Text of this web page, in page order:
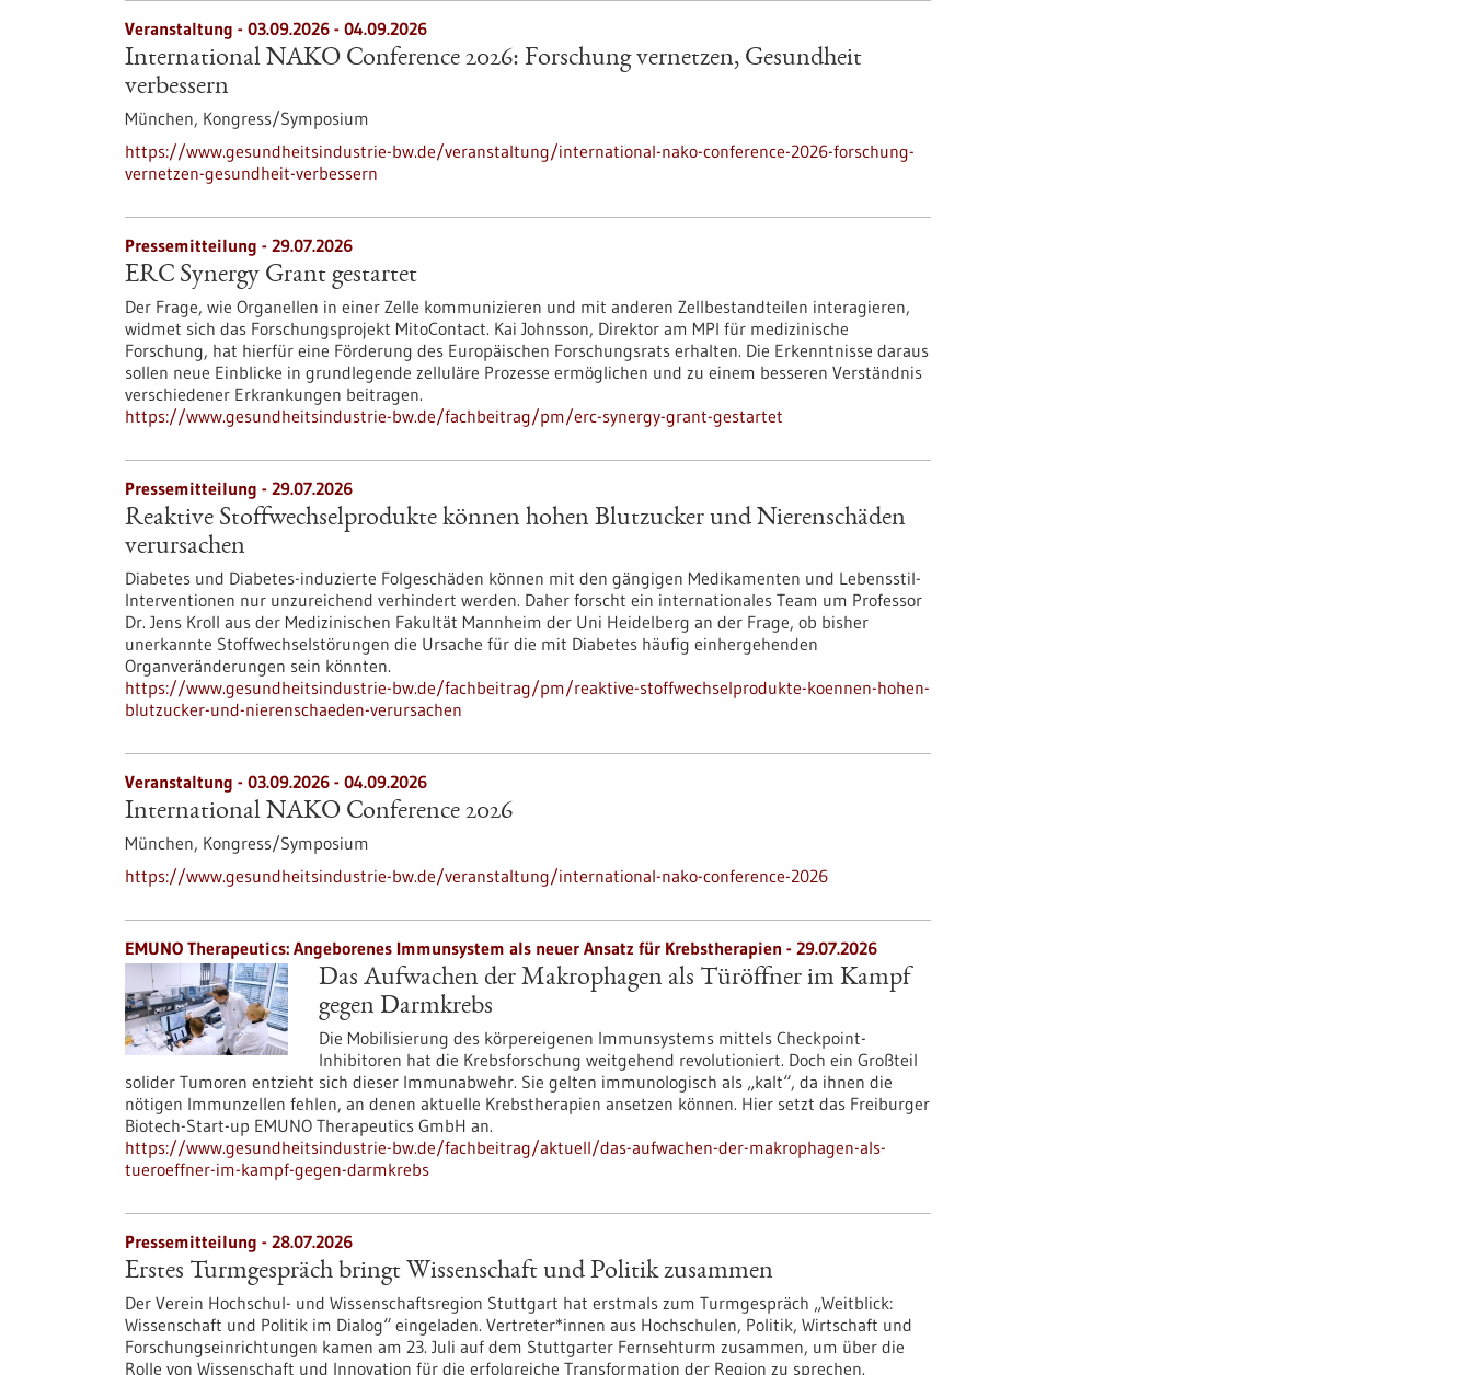
Veranstaltung - 03.09.2026 - 04.09.2026
International NAKO Conference 2026: Forschung vernetzen, Gesundheit
verbessern
München, Kongress/Symposium
https://www.gesundheitsindustrie-bw.de/veranstaltung/international-nako-conference-2026-forschung-
vernetzen-gesundheit-verbessern
Pressemitteilung - 29.07.2026
ERC Synergy Grant gestartet
Der Frage, wie Organellen in einer Zelle kommunizieren und mit anderen Zellbestandteilen interagieren,
widmet sich das Forschungsprojekt MitoContact. Kai Johnsson, Direktor am MPI für medizinische
Forschung, hat hierfür eine Förderung des Europäischen Forschungsrats erhalten. Die Erkenntnisse daraus
sollen neue Einblicke in grundlegende zelluläre Prozesse ermöglichen und zu einem besseren Verständnis
verschiedener Erkrankungen beitragen.
https://www.gesundheitsindustrie-bw.de/fachbeitrag/pm/erc-synergy-grant-gestartet
Pressemitteilung - 29.07.2026
Reaktive Stoffwechselprodukte können hohen Blutzucker und Nierenschäden
verursachen
Diabetes und Diabetes-induzierte Folgeschäden können mit den gängigen Medikamenten und Lebensstil-
Interventionen nur unzureichend verhindert werden. Daher forscht ein internationales Team um Professor
Dr. Jens Kroll aus der Medizinischen Fakultät Mannheim der Uni Heidelberg an der Frage, ob bisher
unerkannte Stoffwechselstörungen die Ursache für die mit Diabetes häufig einhergehenden
Organveränderungen sein könnten.
https://www.gesundheitsindustrie-bw.de/fachbeitrag/pm/reaktive-stoffwechselprodukte-koennen-hohen-
blutzucker-und-nierenschaeden-verursachen
Veranstaltung - 03.09.2026 - 04.09.2026
International NAKO Conference 2026
München, Kongress/Symposium
https://www.gesundheitsindustrie-bw.de/veranstaltung/international-nako-conference-2026
EMUNO Therapeutics: Angeborenes Immunsystem als neuer Ansatz für Krebstherapien - 29.07.2026
Das Aufwachen der Makrophagen als Türöffner im Kampf
gegen Darmkrebs
Die Mobilisierung des körpereigenen Immunsystems mittels Checkpoint-
Inhibitoren hat die Krebsforschung weitgehend revolutioniert. Doch ein Großteil
solider Tumoren entzieht sich dieser Immunabwehr. Sie gelten immunologisch als „kalt“, da ihnen die
nötigen Immunzellen fehlen, an denen aktuelle Krebstherapien ansetzen können. Hier setzt das Freiburger
Biotech-Start-up EMUNO Therapeutics GmbH an.
https://www.gesundheitsindustrie-bw.de/fachbeitrag/aktuell/das-aufwachen-der-makrophagen-als-
tueroeffner-im-kampf-gegen-darmkrebs
Pressemitteilung - 28.07.2026
Erstes Turmgespräch bringt Wissenschaft und Politik zusammen
Der Verein Hochschul- und Wissenschaftsregion Stuttgart hat erstmals zum Turmgespräch „Weitblick:
Wissenschaft und Politik im Dialog“ eingeladen. Vertreter*innen aus Hochschulen, Politik, Wirtschaft und
Forschungseinrichtungen kamen am 23. Juli auf dem Stuttgarter Fernsehturm zusammen, um über die
Rolle von Wissenschaft und Innovation für die erfolgreiche Transformation der Region zu sprechen.